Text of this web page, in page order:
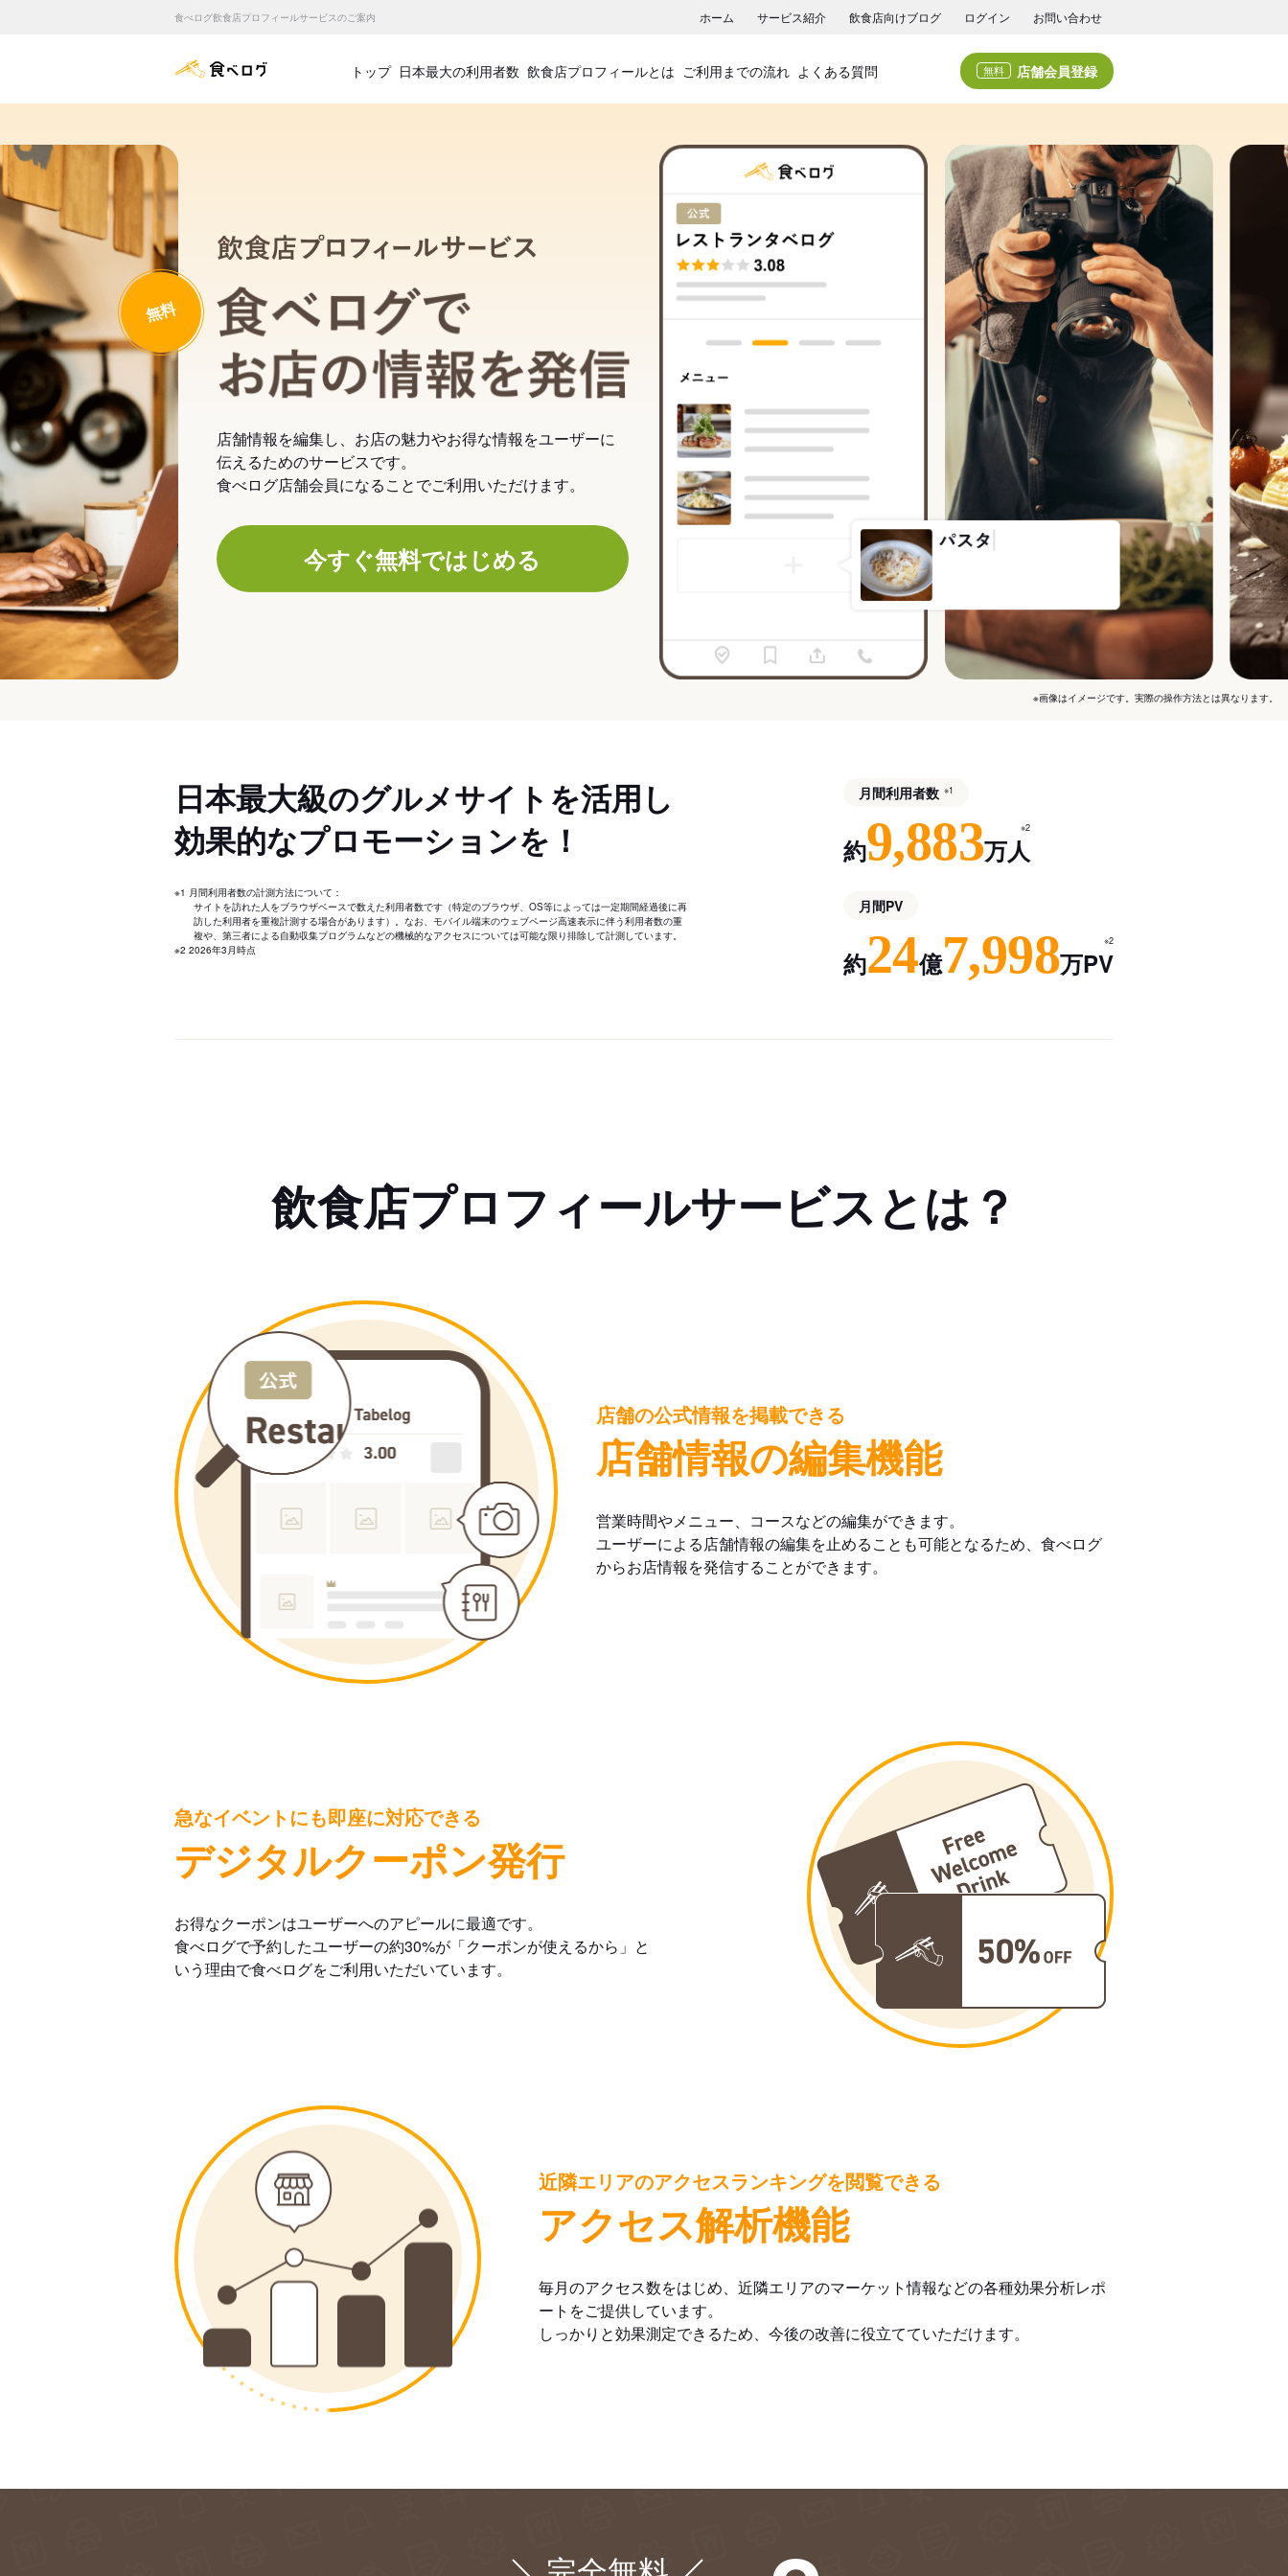
食べログ飲食店プロフィールサービスのご案内 ホーム サービス紹介 飲食店向けブログ ログイン お問い合わせ
食べログ店舗管理画面
トップ 日本最大の利用者数 飲食店プロフィールとは ご利用までの流れ よくある質問 無料 店舗会員登録
飲食店プロフィールサービス
食べログでお店の情報を発信
無料
店舗情報を編集し、お店の魅力やお得な情報をユーザーに
伝えるためのサービスです。
食べログ店舗会員になることでご利用いただけます。
今すぐ無料ではじめる
※画像はイメージです。実際の操作方法とは異なります。
日本最大級のグルメサイトを活用し
効果的なプロモーションを！
※1 月間利用者数の計測方法について：
サイトを訪れた人をブラウザベースで数えた利用者数です（特定のブラウザ、OS等によっては一定期間経過後に再
訪した利用者を重複計測する場合があります）。なお、モバイル端末のウェブページ高速表示に伴う利用者数の重
複や、第三者による自動収集プログラムなどの機械的なアクセスについては可能な限り排除して計測しています。
※2 2026年3月時点
月間利用者数 ※1
約9,883万人
※2
月間PV
約24億7,998万PV
※2
飲食店プロフィールサービスとは？
店舗の公式情報を掲載できる
店舗情報の編集機能
営業時間やメニュー、コースなどの編集ができます。
ユーザーによる店舗情報の編集を止めることも可能となるため、食べログ
からお店情報を発信することができます。
急なイベントにも即座に対応できる
デジタルクーポン発行
お得なクーポンはユーザーへのアピールに最適です。
食べログで予約したユーザーの約30%が「クーポンが使えるから」と
いう理由で食べログをご利用いただいています。
近隣エリアのアクセスランキングを閲覧できる
アクセス解析機能
毎月のアクセス数をはじめ、近隣エリアのマーケット情報などの各種効果分析レポ
ートをご提供しています。
しっかりと効果測定できるため、今後の改善に役立てていただけます。